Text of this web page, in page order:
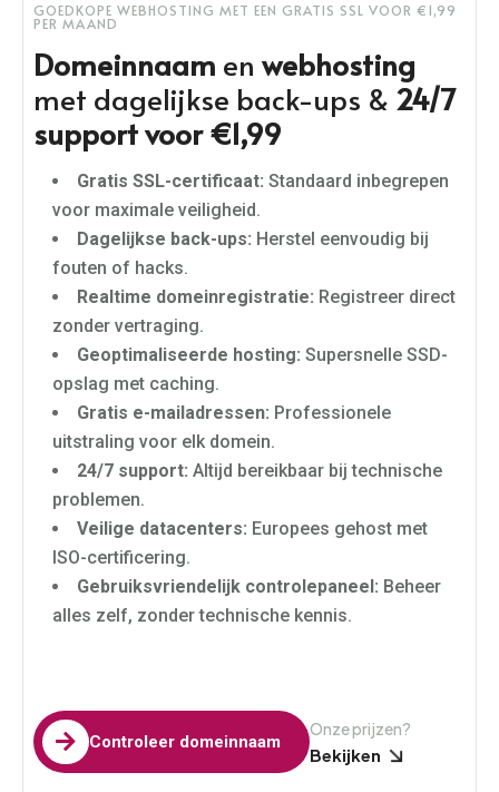
GOEDKOPE WEBHOSTING MET EEN GRATIS SSL VOOR €1,99
PER MAAND
Domeinnaam en webhosting
met dagelijkse back-ups & 24/7
support voor €1,99
Gratis SSL-certificaat: Standaard inbegrepen
voor maximale veiligheid.
Dagelijkse back-ups: Herstel eenvoudig bij
fouten of hacks.
Realtime domeinregistratie: Registreer direct
zonder vertraging.
Geoptimaliseerde hosting: Supersnelle SSD-
opslag met caching.
Gratis e-mailadressen: Professionele
uitstraling voor elk domein.
24/7 support: Altijd bereikbaar bij technische
problemen.
Veilige datacenters: Europees gehost met
ISO-certificering.
Gebruiksvriendelijk controlepaneel: Beheer
alles zelf, zonder technische kennis.
 Controleer domeinnaam
Onze prijzen?
Bekijken